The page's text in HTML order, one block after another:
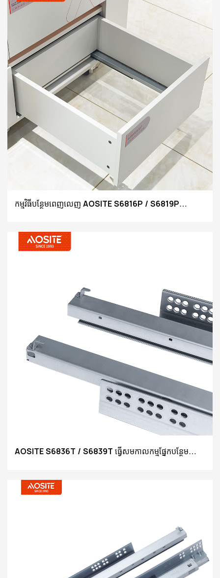
កម្មវិធីបន្ថែមពេញលេញ AOSITE S6816P / S6819P
AOSITE S6836T / S6839T ធ្វើសមកាលកម្មផ្នែកបន្ថែម